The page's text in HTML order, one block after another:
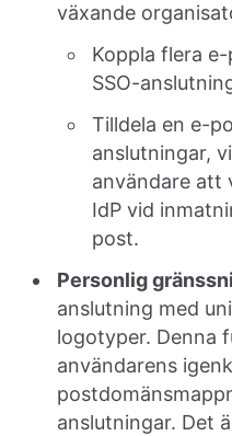
växande
Koppla flera
SSO-
Tilldela en e-
anslutningar,
användare att
IdP vid
post.
Personlig
anslutning med
logotyper. Denna
användarens
anslutningar. Det